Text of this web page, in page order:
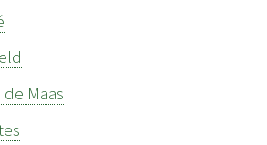
Maas